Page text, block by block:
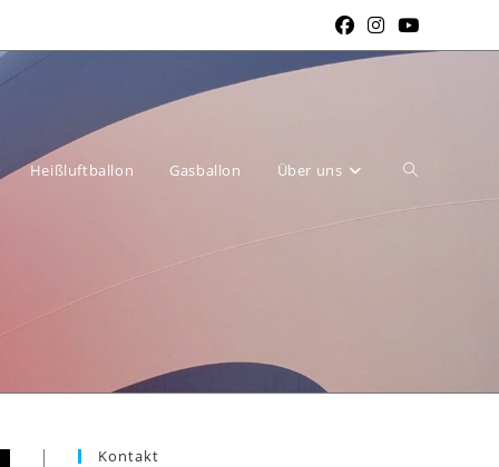
Heißluftballon Gasballon Über uns Website-
Suche
Kontakt